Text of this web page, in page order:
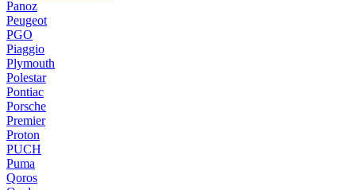
Panoz
Peugeot
PGO
Piaggio
Plymouth
Polestar
Pontiac
Porsche
Premier
Proton
PUCH
Puma
Qoros